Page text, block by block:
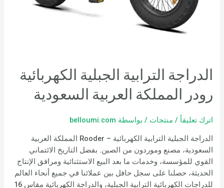
الدراجة الترابية الجبلية الكهربائية
رودر المملكة العربية السعودية
اترك تعليقاً / منتجات / بواسطة belloumi.com
الدراجة الجبلية الترابية الكهربائية – Rooder المملكة العربية
السعودية، مصنع وموردون من الصين. بفضل التاريخ الائتماني
القوي للمؤسسة، وخدمات ما بعد البيع الاستثنائية ومرافق الإنتاج
الحديثة، حصلنا على سجل حافل بين عملائنا في جميع أنحاء العالم
للدراجات الكهربائية الترابية الجبلية، والدراجة الكهربائية مقاس 16